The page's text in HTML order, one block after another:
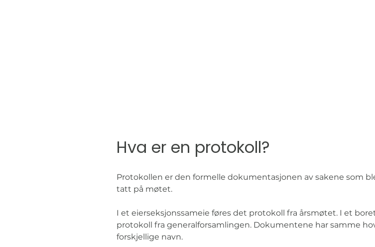
Hva er en protokoll?
Protokollen er den formelle dokumentasjonen av sakene som
tatt på møtet.
I et eierseksjonssameie føres det protokoll fra årsmøtet. I et
protokoll fra generalforsamlingen. Dokumentene har samme
forskjellige navn.